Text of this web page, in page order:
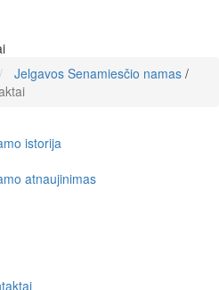
Jelgavos Senamiesčio namas /
istorija
atnaujinimas